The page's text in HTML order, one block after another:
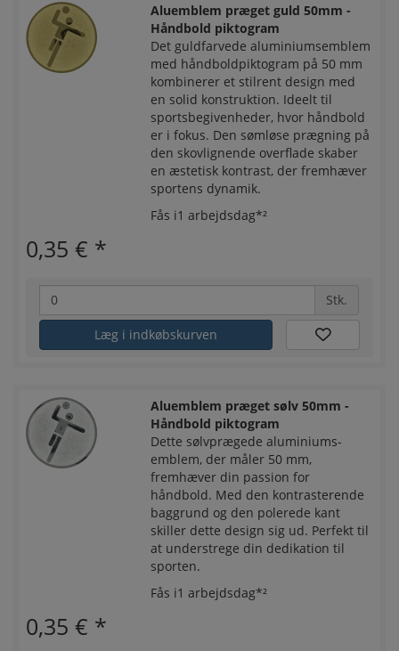
Aluemblem præget guld 50mm -
Håndbold piktogram
Det guldfarvede aluminiumsemblem
med håndboldpiktogram på 50 mm
kombinerer et stilrent design med
en solid konstruktion. Ideelt til
sportsbegivenheder, hvor håndbold
er i fokus. Den sømløse prægning på
den skovlignende overflade skaber
en æstetisk kontrast, der fremhæver
sportens dynamik.
Fås i1 arbejdsdag*²
0,35 € *
Stk.
Læg i indkøbskurven
Aluemblem præget sølv 50mm -
Håndbold piktogram
Dette sølvprægede aluminiums-
emblem, der måler 50 mm,
fremhæver din passion for
håndbold. Med den kontrasterende
baggrund og den polerede kant
skiller dette design sig ud. Perfekt til
at understrege din dedikation til
sporten.
Fås i1 arbejdsdag*²
0,35 € *